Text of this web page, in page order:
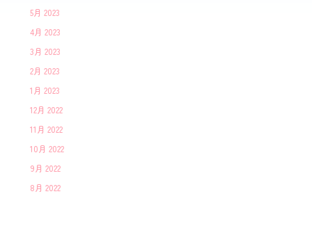
5月 2023
4月 2023
3月 2023
2月 2023
1月 2023
12月 2022
11月 2022
10月 2022
9月 2022
8月 2022